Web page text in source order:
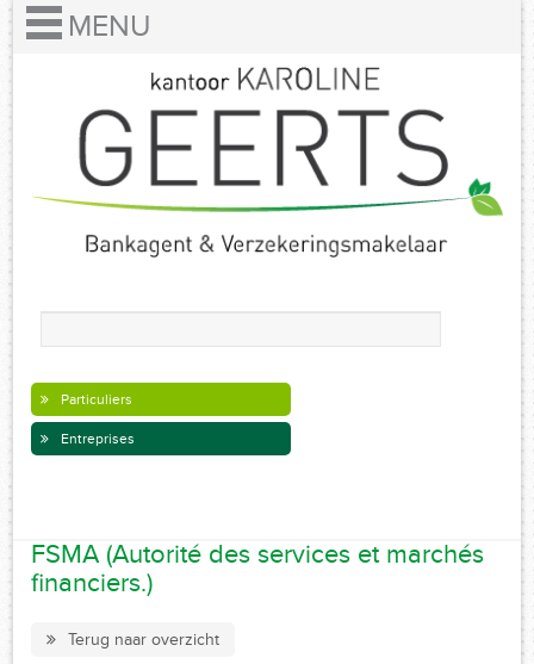
Particuliers
Entreprises
FSMA (Autorité des services et marchés
financiers.)
Terug naar overzicht